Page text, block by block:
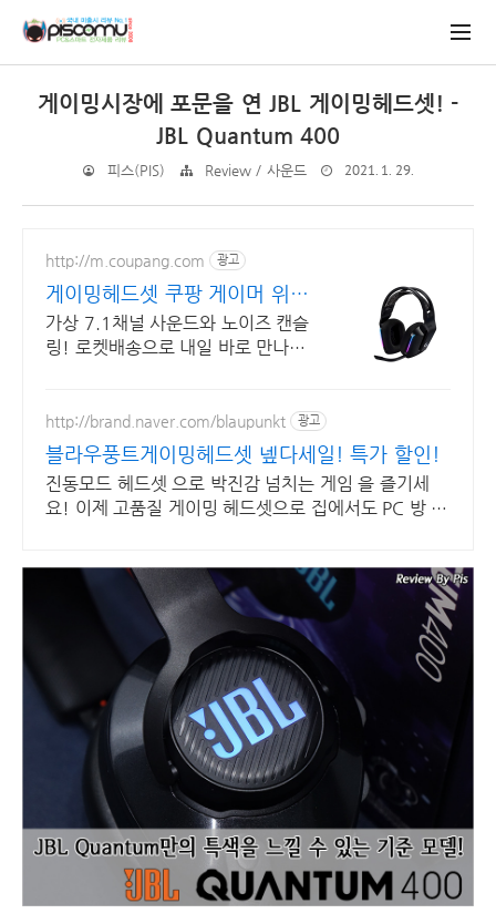
게이밍시장에 포문을 연 JBL 게이밍헤드셋! -
JBL Quantum 400
피스(PIS) Review / 사운드 2021. 1. 29.
http://m.coupang.com 광고
게이밍헤드셋 쿠팡 게이머 위한
필수템
가상 7.1채널 사운드와 노이즈 캔슬
링! 로켓배송으로 내일 바로 만나세
로.
http://brand.naver.com/blaupunkt 광고
블라우풍트게이밍헤드셋 넾다세일! 특가 할인!
진동모드 헤드셋 으로 박진감 넘치는 게임 을 즐기세
요! 이제 고품질 게이밍 헤드셋으로 집에서도 PC 방 처